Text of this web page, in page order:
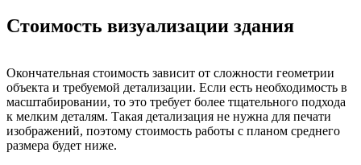
Стоимость визуализации здания
Окончательная стоимость зависит от сложности геометрии
объекта и требуемой детализации. Если есть необходимость в
масштабировании, то это требует более тщательного подхода
к мелким деталям. Такая детализация не нужна для печати
изображений, поэтому стоимость работы с планом среднего
размера будет ниже.